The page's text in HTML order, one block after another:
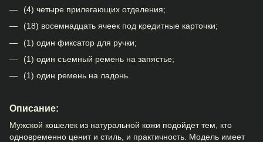
(4) четыре прилегающих отделения;
(18) восемнадцать ячеек под кредитные карточки;
(1) один фиксатор для ручки;
(1) один съемный ремень на запястье;
(1) один ремень на ладонь.
Описание:
Мужской кошелек из натуральной кожи подойдет тем, кто
одновременно ценит и стиль, и практичность. Модель имеет